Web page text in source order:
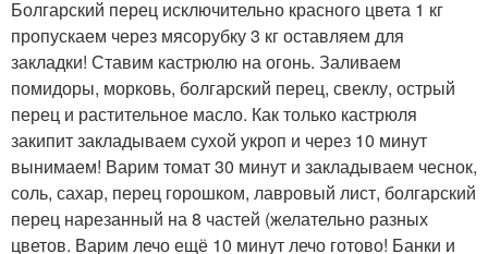
Болгарский перец исключительно красного цвета 1 кг
пропускаем через мясорубку 3 кг оставляем для
закладки! Ставим кастрюлю на огонь. Заливаем
помидоры, морковь, болгарский перец, свеклу, острый
перец и растительное масло. Как только кастрюля
закипит закладываем сухой укроп и через 10 минут
вынимаем! Варим томат 30 минут и закладываем чеснок,
соль, сахар, перец горошком, лавровый лист, болгарский
перец нарезанный на 8 частей (желательно разных
цветов. Варим лечо ещё 10 минут лечо готово! Банки и